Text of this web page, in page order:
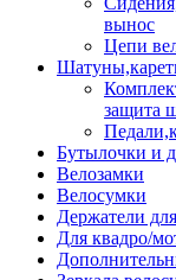
вынос
Цепи
защита
Бутылочки и
Велозамки
Велосумки
Держатели
Для квадро/